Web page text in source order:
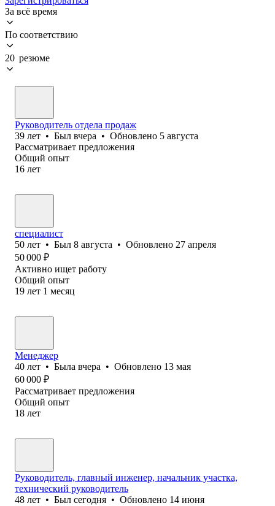
За всё время
По соответствию
20 резюме
Руководитель отдела продаж
39 лет • Был вчера • Обновлено 5 августа
Рассматривает предложения
Общий опыт
16 лет
специалист
50 лет • Был 8 августа • Обновлено 27 апреля
50 000 ₽
Активно ищет работу
Общий опыт
19 лет 1 месяц
Менеджер
40 лет • Была вчера • Обновлено 13 мая
60 000 ₽
Рассматривает предложения
Общий опыт
18 лет
Руководитель, главный инженер, начальник участка,
технический руководитель
48 лет • Был сегодня • Обновлено 14 июня